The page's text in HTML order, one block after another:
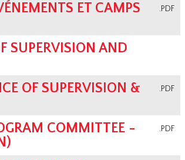
.PDF
ET CAMPS
SUPERVISION AND
.PDF
OF SUPERVISION &
.PDF
COMMITTEE -